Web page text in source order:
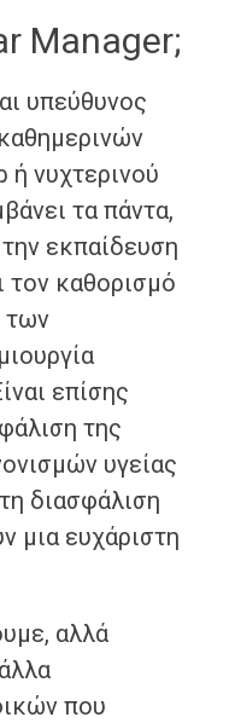
Manager;
υπεύθυνος
ή νυχτερινού
τα πάντα,
εκπαίδευση
καθορισμό
των
επίσης
της
υγείας
διασφάλιση
μια ευχάριστη
αλλά
που